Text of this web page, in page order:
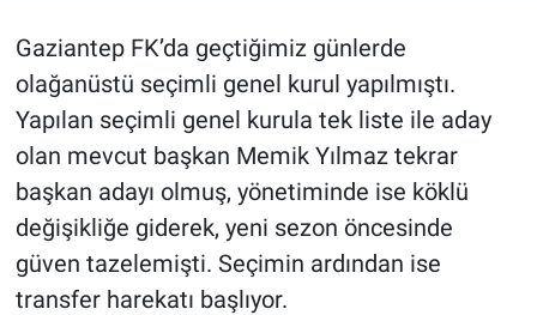
Gaziantep FK’da geçtiğimiz günlerde
olağanüstü seçimli genel kurul yapılmıştı.
Yapılan seçimli genel kurula tek liste ile aday
olan mevcut başkan Memik Yılmaz tekrar
başkan adayı olmuş, yönetiminde ise köklü
değişikliğe giderek, yeni sezon öncesinde
güven tazelemişti. Seçimin ardından ise
transfer harekatı başlıyor.